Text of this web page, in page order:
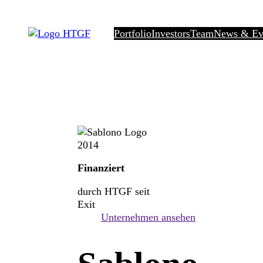
springen
PortfolioInvestorsTeamNews &
2014
Finanziert
durch HTGF seit
Exit
Unternehmen ansehen